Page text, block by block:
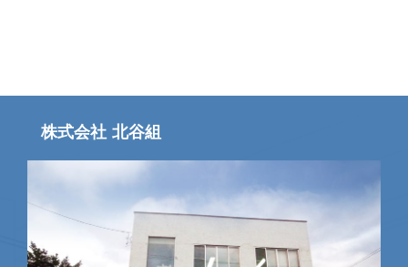
株式会社 北谷組